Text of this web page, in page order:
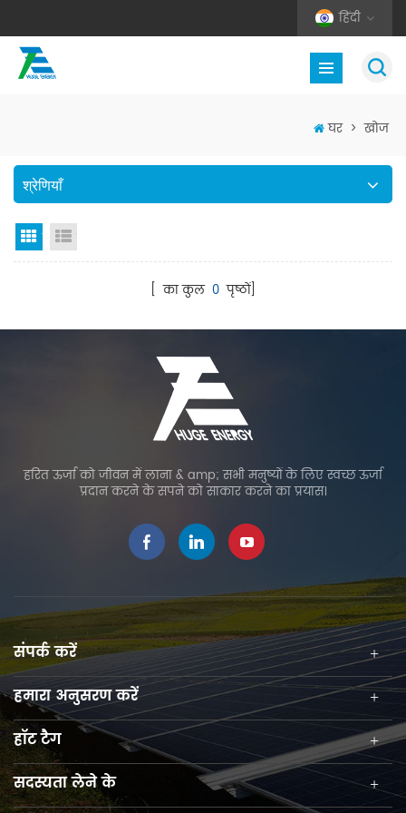
हिंदी
घर > खोज
श्रेणियाँ
जाली देखना
[ का कुल 0 पृष्ठों]
हरित ऊर्जा को जीवन में लाना & amp; सभी मनुष्यों के लिए स्वच्छ ऊर्जा
प्रदान करने के सपने को साकार करने का प्रयास।
संपर्क करें
हमारा अनुसरण करें
हॉट टैग
सदस्यता लेने के